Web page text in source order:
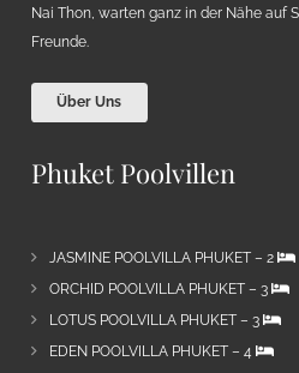
Nai Thon, warten ganz in der Nähe auf
Freunde.
Über Uns
Phuket Poolvillen
JASMINE POOLVILLA PHUKET – 2
ORCHID POOLVILLA PHUKET – 3
LOTUS POOLVILLA PHUKET – 3
EDEN POOLVILLA PHUKET – 4